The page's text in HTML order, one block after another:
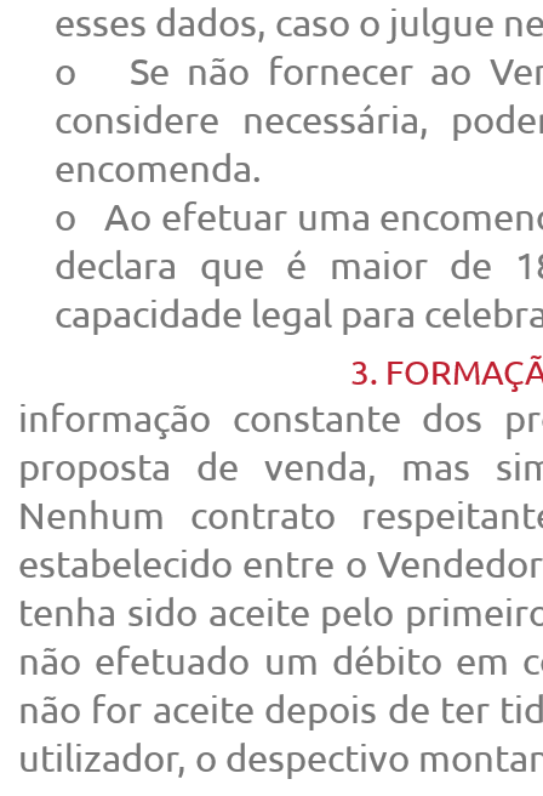
esses dados, caso o julgue
o Se não fornecer ao
considere necessária,
encomenda.
o Ao efetuar uma
declara que é maior de
capacidade legal para
3.
informação constante dos
proposta de venda, mas
Nenhum contrato
estabelecido entre o
tenha sido aceite pelo
não efetuado um débito em
não for aceite depois de ter
utilizador, o despectivo